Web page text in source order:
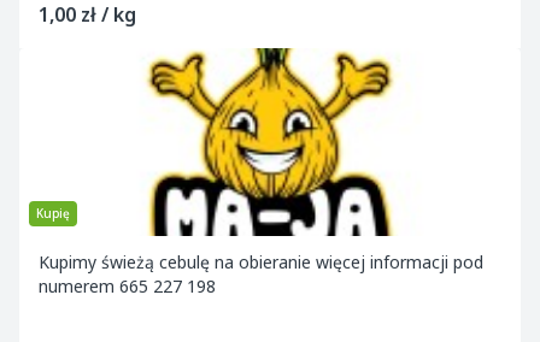
1,00 zł / kg
Kupię
Kupimy świeżą cebulę na obieranie więcej informacji pod
numerem 665 227 198